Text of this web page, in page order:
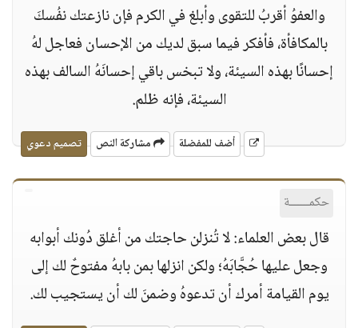
والعفوُ أقربُ للتقوى وأبلغ في الكرم فإن نازعتك نفُسكَ
بالمكافأة، فأفكر فيما سبق لديك من الإحسان فعاجل لهُ
إحسانًا بهذه السيئة، ولا تبخس باقي إحسانَهُ السالف بهذه
السيئة، فإنه ظلم.
أضف للمفضلة مشاركة النص تصميم دعوي
حكمــــــة
قال بعض العلماء: لا تُنزلن حاجتك من أغلق دُونك أبوابه
وجعل عليها حُجَّابَهُ؛ ولكن انزلها بمن بابهُ مفتوحٌ لك إلى
يوم القيامة أمرك أن تدعوهُ وضمنَ لك أن يستجيب لك.